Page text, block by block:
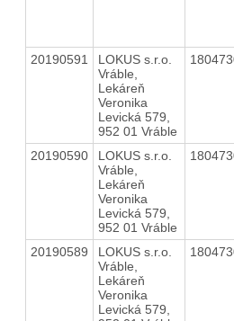
20190591
LOKUS s.r.o.
Vráble,
Lekáreň
Veronika
Levická 579,
952 01 Vráble
20190590
LOKUS s.r.o.
Vráble,
Lekáreň
Veronika
Levická 579,
952 01 Vráble
20190589
LOKUS s.r.o.
Vráble,
Lekáreň
Veronika
Levická 579,